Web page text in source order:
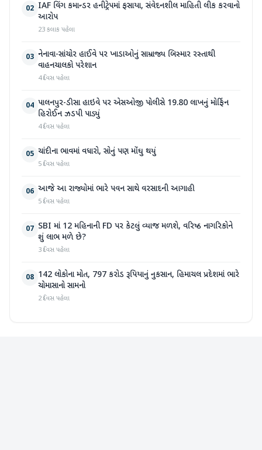
02 IAF વિંગ કમાન્ડર હનીટ્રેપમાં ફસાયા, સંવેદનશીલ માહિતી લીક કરવાનો
આરોપ
23 કલાક પહેલા
03 નેનાવા-સાંચોર હાઈવે પર ખાડાઓનું સામ્રાજ્ય બિસ્માર રસ્તાથી
વાહનચાલકો પરેશાન
4 દિવસ પહેલા
04 પાલનપુર-ડીસા હાઇવે પર એસઓજી પોલીસે 19.80 લાખનું મોર્ફિન
હિરોઈન ઝડપી પાડ્યું
4 દિવસ પહેલા
05 ચાંદીના ભાવમાં વધારો, સોનું પણ મોંઘુ થયું
5 દિવસ પહેલા
06 આજે આ રાજ્યોમાં ભારે પવન સાથે વરસાદની આગાહી
5 દિવસ પહેલા
07 SBI માં 12 મહિનાની FD પર કેટલું વ્યાજ મળશે, વરિષ્ઠ નાગરિકોને
શું લાભ મળે છે?
3 દિવસ પહેલા
08 142 લોકોના મોત, 797 કરોડ રૂપિયાનું નુકસાન, હિમાચલ પ્રદેશમાં ભારે
ચોમાસાનો સામનો
2 દિવસ પહેલા